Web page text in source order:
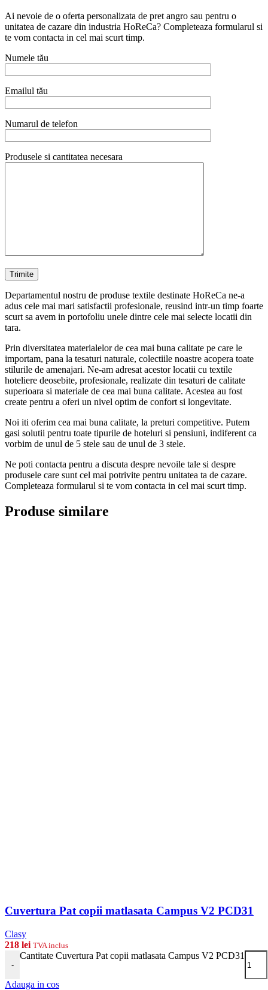
Ai nevoie de o oferta personalizata de pret angro sau pentru o
unitatea de cazare din industria HoReCa? Completeaza formularul si
te vom contacta in cel mai scurt timp.
Numele tău
Emailul tău
Numarul de telefon
Produsele si cantitatea necesara
Departamentul nostru de produse textile destinate HoReCa ne-a
adus cele mai mari satisfactii profesionale, reusind intr-un timp foarte
scurt sa avem in portofoliu unele dintre cele mai selecte locatii din
tara.
Prin diversitatea materialelor de cea mai buna calitate pe care le
importam, pana la tesaturi naturale, colectiile noastre acopera toate
stilurile de amenajari. Ne-am adresat acestor locatii cu textile
hoteliere deosebite, profesionale, realizate din tesaturi de calitate
superioara si materiale de cea mai buna calitate. Acestea au fost
create pentru a oferi un nivel optim de confort si longevitate.
Noi iti oferim cea mai buna calitate, la preturi competitive. Putem
gasi solutii pentru toate tipurile de hoteluri si pensiuni, indiferent ca
vorbim de unul de 5 stele sau de unul de 3 stele.
Ne poti contacta pentru a discuta despre nevoile tale si despre
produsele care sunt cel mai potrivite pentru unitatea ta de cazare.
Completeaza formularul si te vom contacta in cel mai scurt timp.
Produse similare
Cuvertura Pat copii matlasata Campus V2 PCD31
Clasy
218 lei TVA inclus
-
Cantitate Cuvertura Pat copii matlasata Campus V2 PCD31
Adauga in cos